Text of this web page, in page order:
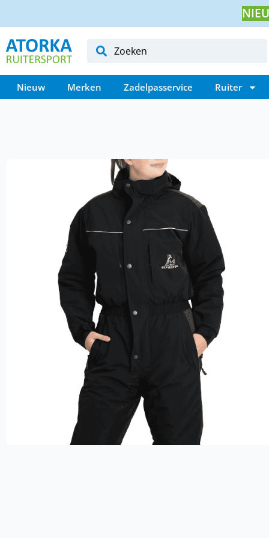
Nieuw Merken Zadelpasservice Ruiter